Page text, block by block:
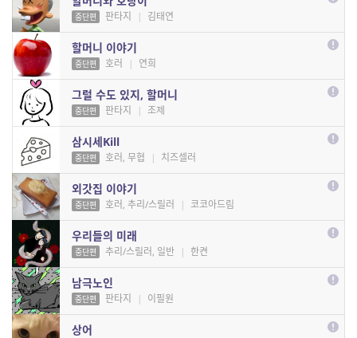
중단편 판타지 | 김태연
할머니 이야기
중단편 호러 | 연희
그럴 수도 있지, 할머니
중단편 판타지 | 조제
삼시세Kill
중단편 호러, 무협 | 치즈셀러
외갓집 이야기
중단편 호러, 추리/스릴러 | 코코아드림
우리들의 미래
중단편 추리/스릴러, 일반 | 한켠
남극노인
중단편 판타지 | 이필원
상어